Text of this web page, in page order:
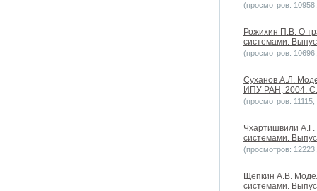
(просмотров:
Рожихин П.В. О
системами.
(просмотров:
Суханов А.Л.
ИПУ РАН, 2004.
(просмотров:
Чхартишвили
системами.
(просмотров:
Щепкин А.В.
системами.